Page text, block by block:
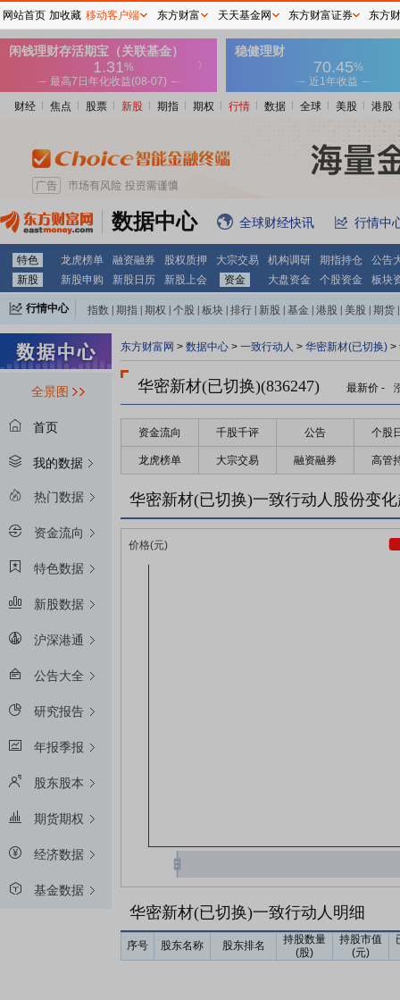
财经 焦点 股票 新股 期指 期权 行情 数据 全球 美股 港股
数据中心 全球财经快讯 行情中
特色 龙虎榜单 融资融券 股权质押 大宗交易 机构调研 期指持仓
公告
新股
新股申购 新股日历 新股上会 资金 大盘资金 个股资金 板块
行情中心 指数 期指 期权 个股 板块 排行 新股 基金 港股 美股 期货
全景图
首页
我的数据
热门数据
资金流向
特色数据
新股数据
沪深港通
公告大全
研究报告
年报季报
股东股本
期货期权
经济数据
基金数据
东方财富网 > 数据中心 > 一致行动人 > 华密新材(已切换) >
华密新材(已切换)(836247) 最新价 -
资金流向 千股千评 公告 个股
龙虎榜单 大宗交易 融资融券 高管
华密新材(已切换)一致行动人股份变
华密新材(已切换)一致行动人明细
序号 股东名称 股东排名
持股数量
(股)
持股市值
(元)
网站首页 加收藏 移动客户端 东方财富 天天基金网 东方财富证券 东方